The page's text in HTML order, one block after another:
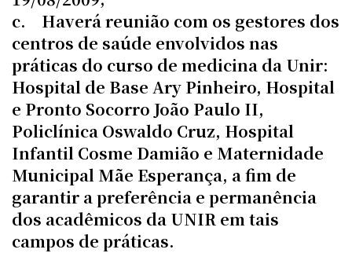
c. Haverá reunião com os gestores dos
centros de saúde envolvidos nas
práticas do curso de medicina da Unir:
Hospital de Base Ary Pinheiro, Hospital
e Pronto Socorro João Paulo II,
Policlínica Oswaldo Cruz, Hospital
Infantil Cosme Damião e Maternidade
Municipal Mãe Esperança, a fim de
garantir a preferência e permanência
dos acadêmicos da UNIR em tais
campos de práticas.